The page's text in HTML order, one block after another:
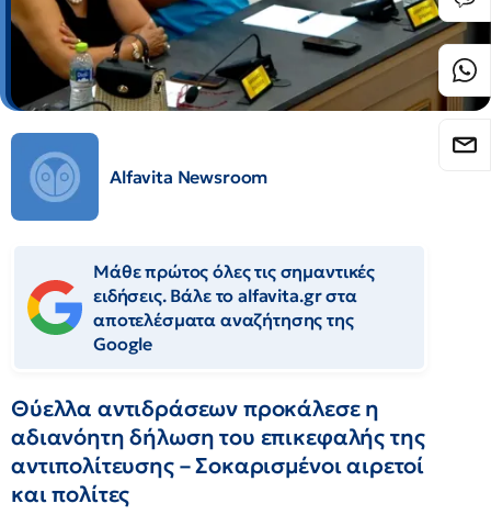
Alfavita Newsroom
Μάθε πρώτος όλες τις σημαντικές
ειδήσεις. Βάλε το alfavita.gr στα
αποτελέσματα αναζήτησης της
Google
Θύελλα αντιδράσεων προκάλεσε η
αδιανόητη δήλωση του επικεφαλής της
αντιπολίτευσης – Σοκαρισμένοι αιρετοί
και πολίτες